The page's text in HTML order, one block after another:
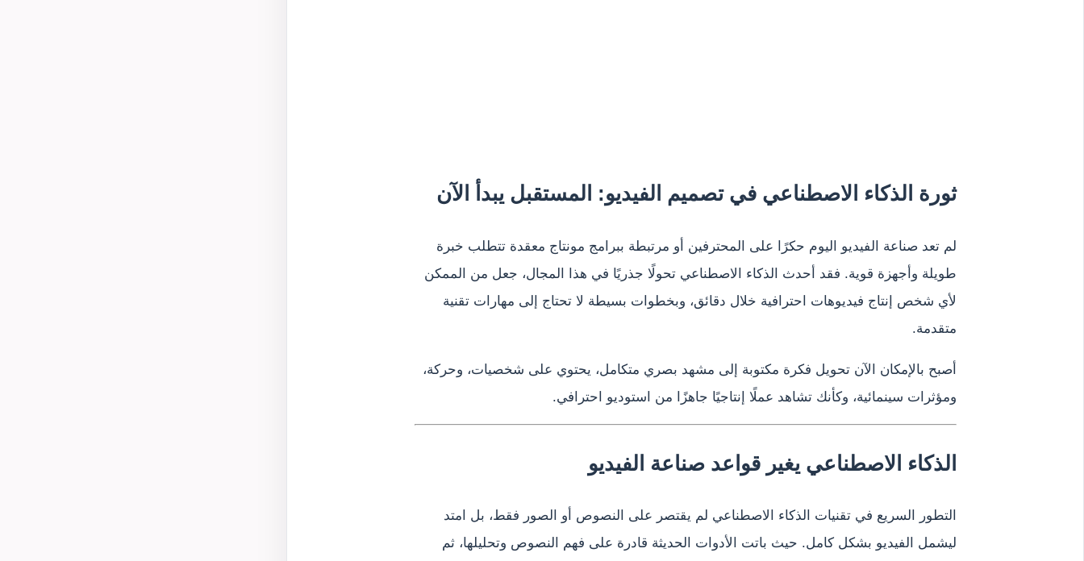
ثورة الذكاء الاصطناعي في تصميم الفيديو: المستقبل يبدأ الآن
لم تعد صناعة الفيديو اليوم حكرًا على المحترفين أو مرتبطة ببرامج مونتاج معقدة تتطلب خبرة
طويلة وأجهزة قوية. فقد أحدث الذكاء الاصطناعي تحولًا جذريًا في هذا المجال، جعل من الممكن
لأي شخص إنتاج فيديوهات احترافية خلال دقائق، وبخطوات بسيطة لا تحتاج إلى مهارات تقنية
متقدمة.
أصبح بالإمكان الآن تحويل فكرة مكتوبة إلى مشهد بصري متكامل، يحتوي على شخصيات، وحركة،
ومؤثرات سينمائية، وكأنك تشاهد عملًا إنتاجيًا جاهزًا من استوديو احترافي.
الذكاء الاصطناعي يغير قواعد صناعة الفيديو
التطور السريع في تقنيات الذكاء الاصطناعي لم يقتصر على النصوص أو الصور فقط، بل امتد
ليشمل الفيديو بشكل كامل. حيث باتت الأدوات الحديثة قادرة على فهم النصوص وتحليلها، ثم